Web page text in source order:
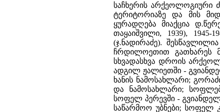
საჩხერის არქეოლოგიური
ტერიტორიაზე და მის
ყურადღება მიაქცია
თაყაიშვილი, 1939), 1945-
(ჯ.ნადირაძე).
ჩრდილოეთით გათხარეს
სხვადასხვა დროის
ადგილ ჟალიეთში -
ხანის ნამოსახლარი;
და ნამოსახლარი;
სოფელ პერევში -
საწარმოო უბნები; სოფელ